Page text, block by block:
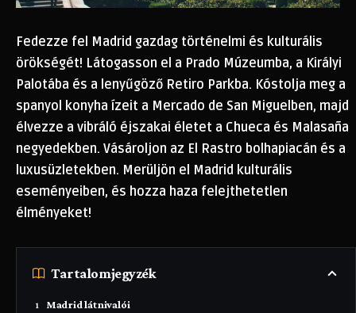
Fedezze fel Madrid gazdag történelmi és kulturális
örökségét! Látogasson el a Prado Múzeumba, a Királyi
Palotába és a lenyűgöző Retiro Parkba. Kóstolja meg a
spanyol konyha ízeit a Mercado de San Miguelben, majd
élvezze a vibráló éjszakai életet a Chueca és Malasaña
negyedekben. Vásároljon az El Rastro bolhapiacán és a
luxusüzletekben. Merüljön el Madrid kulturális
eseményeiben, és hozza haza felejthetetlen
élményeket!
Tartalomjegyzék
Madrid látnivalói